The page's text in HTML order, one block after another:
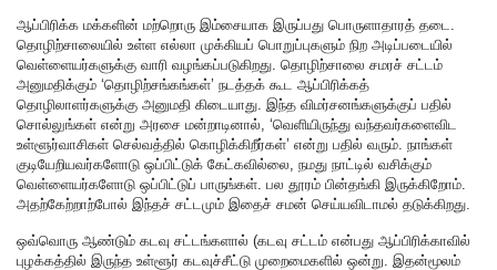
ஆப்பிரிக்க மக்களின் மற்றொரு இம்சையாக இருப்பது பொருளாதாரத் தடை.
தொழிற்சாலையில் உள்ள எல்லா முக்கியப் பொறுப்புகளும் நிற அடிப்படையில்
வெள்ளையர்களுக்கு வாரி வழங்கப்படுகிறது. தொழிற்சாலை சமரச் சட்டம்
அனுமதிக்கும் ‘தொழிற்சங்கங்கள்’ நடத்தக் கூட ஆப்பிரிக்கத்
தொழிலாளர்களுக்கு அனுமதி கிடையாது. இந்த விமர்சனங்களுக்குப் பதில்
சொல்லுங்கள் என்று அரசை மன்றாடினால், ‘வெளியிருந்து வந்தவர்களைவிட
உள்ளூர்வாசிகள் செல்வத்தில் கொழிக்கிறீர்கள்’ என்று பதில் வரும். நாங்கள்
குடியேறியவர்களோடு ஒப்பிட்டுக் கேட்கவில்லை, நமது நாட்டில் வசிக்கும்
வெள்ளையர்களோடு ஒப்பிட்டுப் பாருங்கள். பல தூரம் பின்தங்கி இருக்கிறோம்.
அதற்கேற்றாற்போல் இந்தச் சட்டமும் இதைச் சமன் செய்யவிடாமல் தடுக்கிறது.
ஒவ்வொரு ஆண்டும் கடவு சட்டங்களால் (கடவு சட்டம் என்பது ஆப்பிரிக்காவில்
புழக்கத்தில் இருந்த உள்ளூர் கடவுச்சீட்டு முறைமைகளில் ஒன்று. இதன்மூலம்